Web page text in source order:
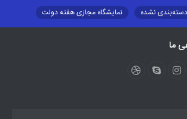
دسته‌بندی نشده
نمایشگاه مجازی هفته دولت
محتوای کانون توسعه
طرح و برنامه
اسکان
ما